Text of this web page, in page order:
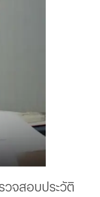
วจสอบประวัติ